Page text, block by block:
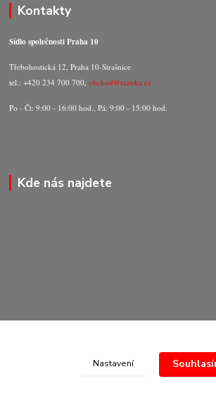
Kontakty
Sídlo společnosti Praha 10
Třebohostická 12, Praha 10-Strašnice
tel.: +420 234 700 700,obchod@razitka.cz
Po - Čt: 9:00 - 16:00 hod., Pá: 9:00 - 15:00 hod.
Kde nás najdete
Nastavení